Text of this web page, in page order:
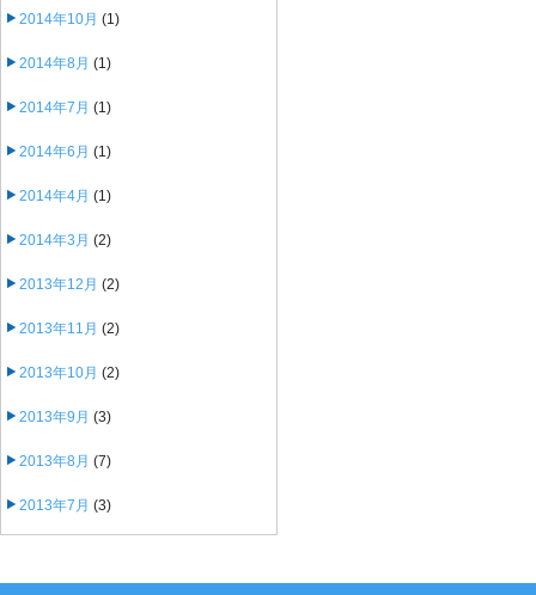
2014年10月 (1)
2014年8月 (1)
2014年7月 (1)
2014年6月 (1)
2014年4月 (1)
2014年3月 (2)
2013年12月 (2)
2013年11月 (2)
2013年10月 (2)
2013年9月 (3)
2013年8月 (7)
2013年7月 (3)